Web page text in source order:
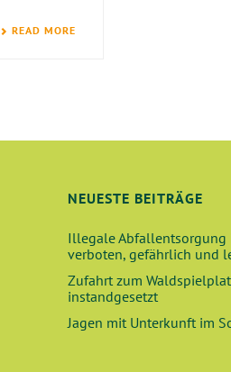
READ MORE
NEUESTE BEITRÄGE
Illegale Abfallentsorgung
verboten, gefährlich und
Zufahrt zum
instandgesetzt
Jagen mit Unterkunft im